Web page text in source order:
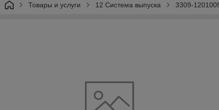
Товары и услуги 12 Система выпуска 3309-